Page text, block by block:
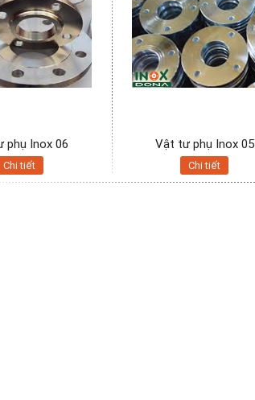
phụ Inox 06
Chi tiết
Vật tư phụ Inox 05
Chi tiết